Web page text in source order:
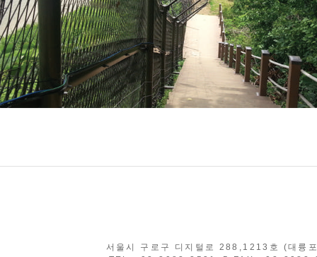
서울시 구로구 디지털로 288,1213호 (대